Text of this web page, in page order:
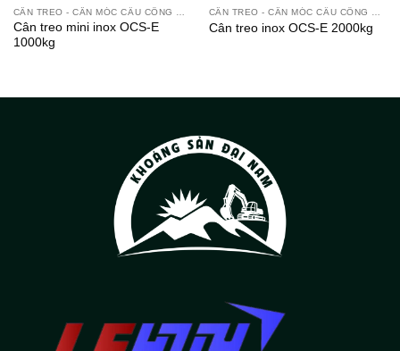
Cân treo mini inox OCS-E
1000kg
Cân treo inox OCS-E 2000kg